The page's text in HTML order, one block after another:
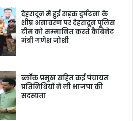
देहरादून में हुई सड़क दुर्घटना के
शीघ्र अनावरण पर देहरादून पुलिस
टीम को सम्मानित करते कैबिनेट
मंत्री गणेश जोशी
ब्लॉक प्रमुख सहित कई पंचायत
प्रतिनिधियों ने ली भाजपा की
सदस्यता